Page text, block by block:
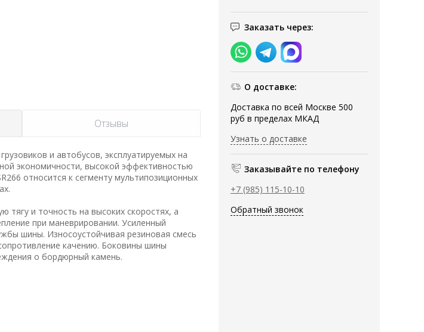
Заказать через:
О доставке:
Доставка по всей Москве 500
руб в пределах МКАД
Узнать о доставке
Заказывайте по телефону
+7 (985) 115-10-10
Обратный звонок
Отзывы
и автобусов, эксплуатируемых на
экономичности, высокой эффективностью
относится к сегменту мультипозиционных
тягу и точность на высоких скоростях, а
при маневрировании. Усиленный
шины. Износоустойчивая резиновая смесь
качению. Боковины шины
о бордюрный камень.